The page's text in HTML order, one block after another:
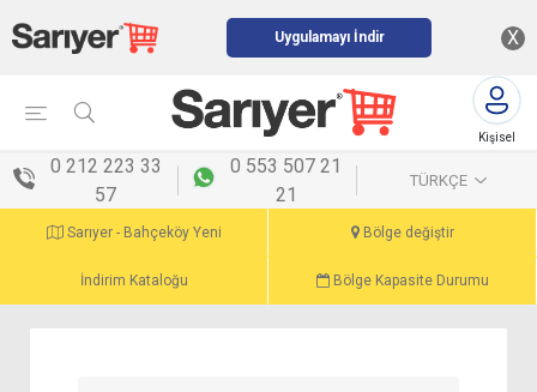
Uygulamayı İndir X
Kişisel
0 212 223 33
57
0 553 507 21
21
TÜRKÇE
Sarıyer - Bahçeköy Yeni Bölge değiştir
İndirim Kataloğu Bölge Kapasite Durumu